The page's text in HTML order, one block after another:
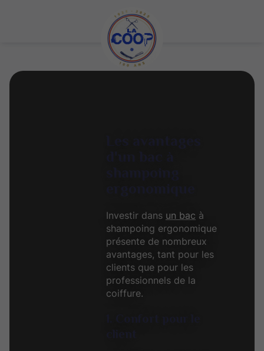
Investir dans un bac à
shampoing ergonomique
présente de nombreux
avantages, tant pour les
clients que pour les
professionnels de la
coiffure.